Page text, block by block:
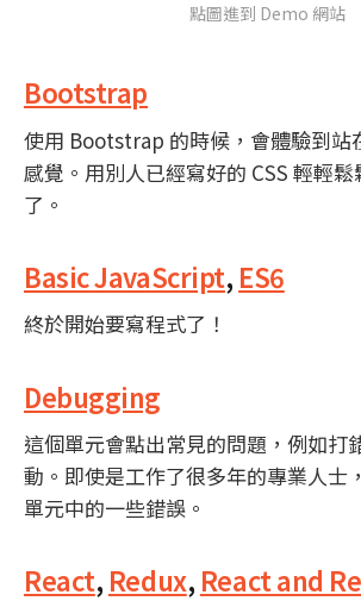
點圖進到 Demo 網站
Bootstrap
使用 Bootstrap 的時候，會體驗到站
感覺。用別人已經寫好的 CSS 輕輕
了。
Basic JavaScript, ES6
終於開始要寫程式了！
Debugging
這個單元會點出常見的問題，例如打
動。即使是工作了很多年的專業人士
單元中的一些錯誤。
React, Redux, React and